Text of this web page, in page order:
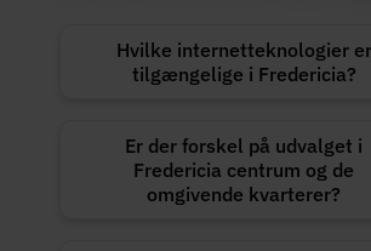
Hvilke internetteknologier er
tilgængelige i Fredericia?
Er der forskel på udvalget i
Fredericia centrum og de
omgivende kvarterer?